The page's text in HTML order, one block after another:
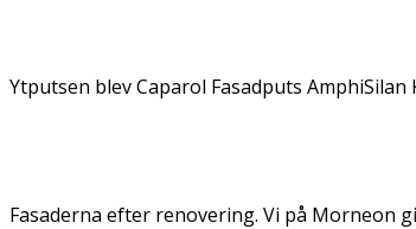
Ytputsen blev Caparol Fasadputs
Fasaderna efter renovering. Vi på Morneon